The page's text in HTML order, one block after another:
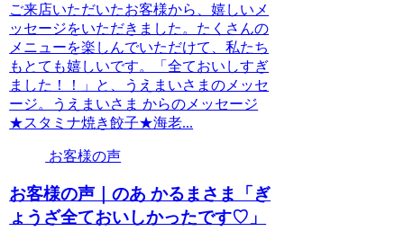
ご来店いただいたお客様から、嬉しいメ
ッセージをいただきました。たくさんの
メニューを楽しんでいただけて、私たち
もとても嬉しいです。「全ておいしすぎ
ました！！」と、うえまいさまのメッセ
ージ。うえまいさま からのメッセージ
★スタミナ焼き餃子★海老...
お客様の声
お客様の声｜のあ かるまさま「ぎ
ょうざ全ておいしかったです♡」